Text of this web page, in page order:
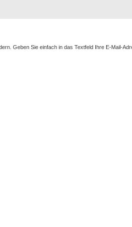
Geben Sie einfach in das Textfeld Ihre E-Mail-